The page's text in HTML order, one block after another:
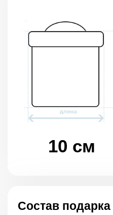
10 см
Состав подарка